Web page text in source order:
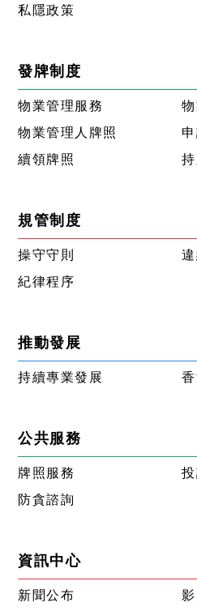
私隱政策
發牌制度
物業管理服務
物業管理人牌照
續領牌照
規管制度
操守守則
紀律程序
推動發展
持續專業發展
公共服務
牌照服務
防貪諮詢
資訊中心
新聞公布